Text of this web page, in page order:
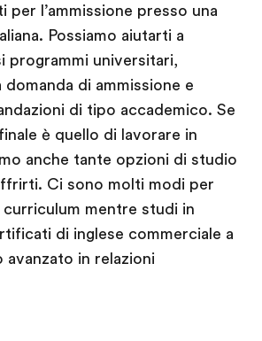
per l’ammissione presso una
Possiamo aiutarti a
programmi universitari,
di ammissione e
di tipo accademico. Se
è quello di lavorare in
anche tante opzioni di studio
Ci sono molti modi per
mentre studi in
di inglese commerciale a
avanzato in relazioni